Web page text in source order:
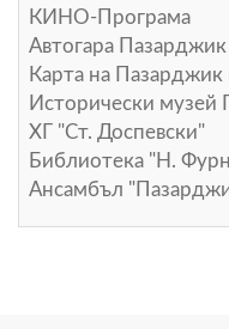
КИНО-Програма
Автогара
Карта на Пазарджик
Исторически музей
ХГ "Ст. Доспевски"
Библиотека "Н.
Ансамбъл